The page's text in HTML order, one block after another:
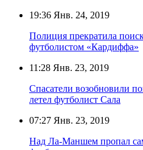
19:36 Янв. 24, 2019
Полиция прекратила
футболистом «Кардиффа»
11:28 Янв. 23, 2019
Спасатели возобновили
летел футболист Сала
07:27 Янв. 23, 2019
Над Ла-Маншем пропал